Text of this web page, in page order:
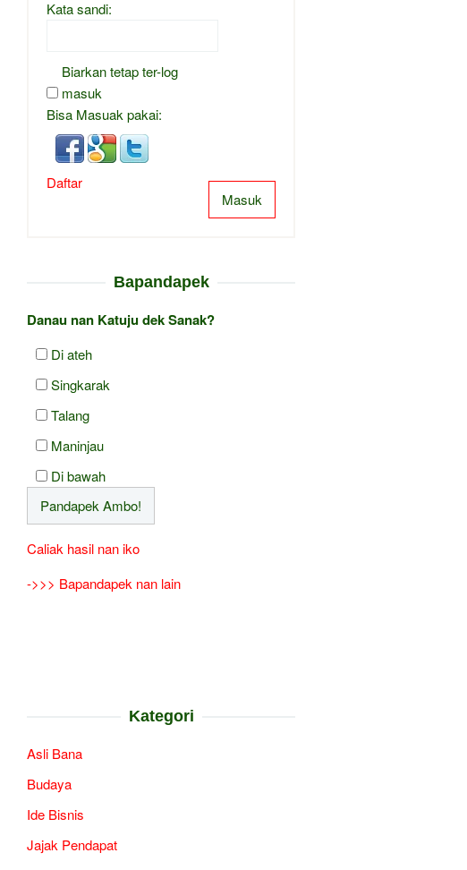
Kata sandi:
Biarkan tetap ter-log
masuk
Bisa Masuak pakai:
Masuk
Daftar
Bapandapek
Danau nan Katuju dek Sanak?
Di ateh
Singkarak
Talang
Maninjau
Di bawah
Caliak hasil nan iko
->>> Bapandapek nan lain
Kategori
Asli Bana
Budaya
Ide Bisnis
Jajak Pendapat